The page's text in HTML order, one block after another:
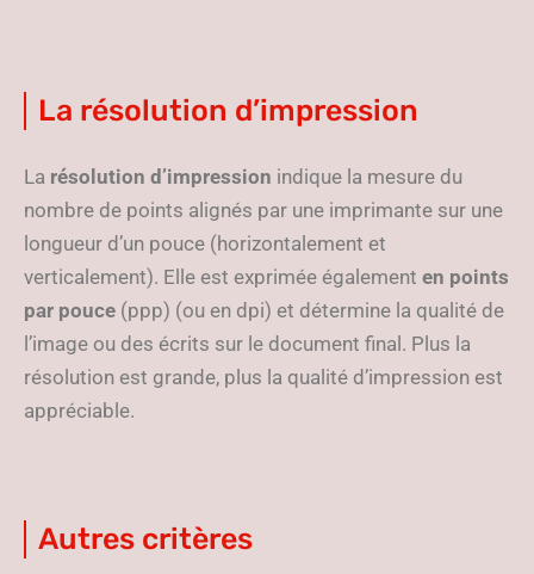
La résolution d’impression
La résolution d’impression indique la mesure du
nombre de points alignés par une imprimante sur une
longueur d’un pouce (horizontalement et
verticalement). Elle est exprimée également en points
par pouce (ppp) (ou en dpi) et détermine la qualité de
l’image ou des écrits sur le document final. Plus la
résolution est grande, plus la qualité d’impression est
appréciable.
Autres critères